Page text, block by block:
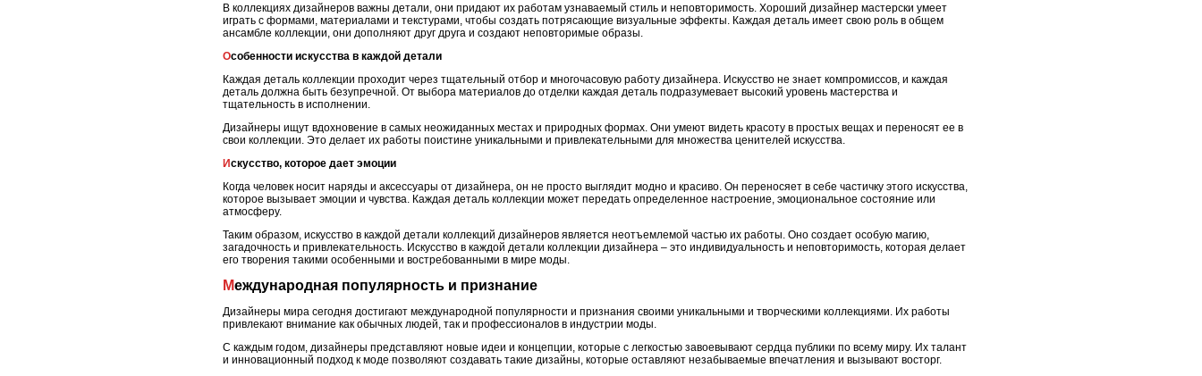
В коллекциях дизайнеров важны детали, они придают их работам узнаваемый стиль и неповторимость. Хороший дизайнер мастерски умеет
играть с формами, материалами и текстурами, чтобы создать потрясающие визуальные эффекты. Каждая деталь имеет свою роль в общем
ансамбле коллекции, они дополняют друг друга и создают неповторимые образы.
Особенности искусства в каждой детали
Каждая деталь коллекции проходит через тщательный отбор и многочасовую работу дизайнера. Искусство не знает компромиссов, и каждая
деталь должна быть безупречной. От выбора материалов до отделки каждая деталь подразумевает высокий уровень мастерства и
тщательность в исполнении.
Дизайнеры ищут вдохновение в самых неожиданных местах и природных формах. Они умеют видеть красоту в простых вещах и переносят ее в
свои коллекции. Это делает их работы поистине уникальными и привлекательными для множества ценителей искусства.
Искусство, которое дает эмоции
Когда человек носит наряды и аксессуары от дизайнера, он не просто выглядит модно и красиво. Он переносяет в себе частичку этого искусства,
которое вызывает эмоции и чувства. Каждая деталь коллекции может передать определенное настроение, эмоциональное состояние или
атмосферу.
Таким образом, искусство в каждой детали коллекций дизайнеров является неотъемлемой частью их работы. Оно создает особую магию,
загадочность и привлекательность. Искусство в каждой детали коллекции дизайнера – это индивидуальность и неповторимость, которая делает
его творения такими особенными и востребованными в мире моды.
Международная популярность и признание
Дизайнеры мира сегодня достигают международной популярности и признания своими уникальными и творческими коллекциями. Их работы
привлекают внимание как обычных людей, так и профессионалов в индустрии моды.
С каждым годом, дизайнеры представляют новые идеи и концепции, которые с легкостью завоевывают сердца публики по всему миру. Их талант
и инновационный подход к моде позволяют создавать такие дизайны, которые оставляют незабываемые впечатления и вызывают восторг.